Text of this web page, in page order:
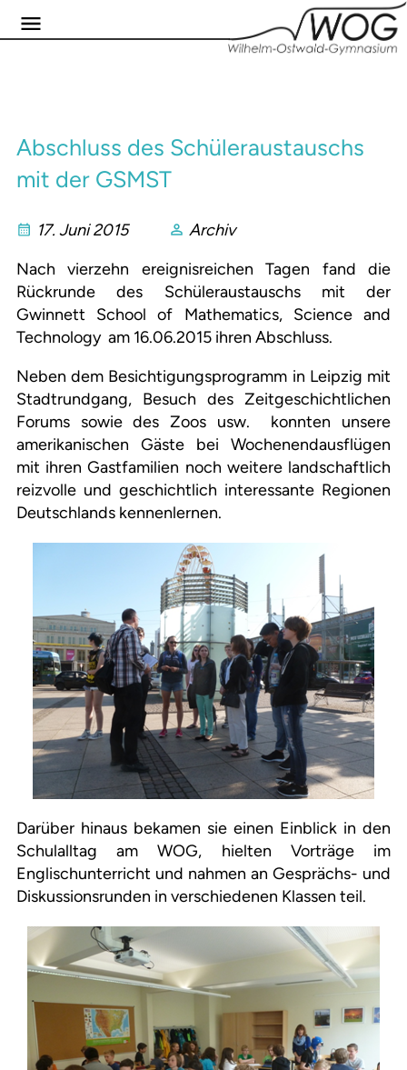
Abschluss des Schüleraustauschs
mit der GSMST
17. Juni 2015
Archiv
Nach vierzehn ereignisreichen Tagen fand die
Rückrunde des Schüleraustauschs mit der
Gwinnett School of Mathematics, Science and
Technology am 16.06.2015 ihren Abschluss.
Neben dem Besichtigungsprogramm in Leipzig mit
Stadtrundgang, Besuch des Zeitgeschichtlichen
Forums sowie des Zoos usw. konnten unsere
amerikanischen Gäste bei Wochenendausflügen
mit ihren Gastfamilien noch weitere landschaftlich
reizvolle und geschichtlich interessante Regionen
Deutschlands kennenlernen.
Darüber hinaus bekamen sie einen Einblick in den
Schulalltag am WOG, hielten Vorträge im
Englischunterricht und nahmen an Gesprächs- und
Diskussionsrunden in verschiedenen Klassen teil.